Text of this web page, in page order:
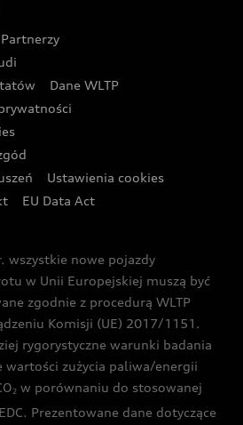
Partnera Audi
w Warszawie
Skokach Narciarskich w
Partnerzy
Dane WLTP
Ustawienia cookies
EU Data Act
wszystkie nowe pojazdy
w Unii Europejskiej muszą być
zgodnie z procedurą WLTP
Komisji (UE) 2017/1151.
rygorystyczne warunki badania
wartości zużycia paliwa/energii
2 w porównaniu do stosowanej
Prezentowane dane dotyczące